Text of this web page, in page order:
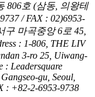
806호 (삼동, 의왕테
/ FAX : 02)6953-
구 마곡중앙 6로 45,
: 1-806, THE LIV
3-ro 25, Uiwang-
: Leadersquare
gu, Seoul,
: +82-2-6953-9738